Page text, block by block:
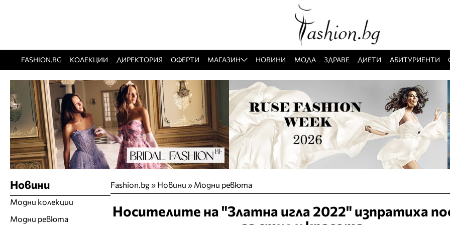
FASHION.BG КОЛЕКЦИИ ДИРЕКТОРИЯ ОФЕРТИ МАГАЗИН НОВИНИ МОДА ЗДРАВЕ ДИЕТИ АБИТУРИЕНТИ
Fashion.bg» Новини » Модни ревюта
Носителите на "Златна игла 2022" изпратиха
Новини
Модни колекции
Модни ревюта